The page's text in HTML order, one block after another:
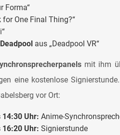
Forma“
for One Final Thing?“
Deadpool aus „Deadpool VR“
mit ihm
eine kostenlose
vor Ort:
14:30 Uhr: Anime-
16:20 Uhr: Signierstunde